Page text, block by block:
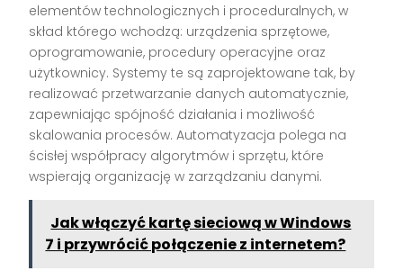
elementów technologicznych i proceduralnych, w
skład którego wchodzą: urządzenia sprzętowe,
oprogramowanie, procedury operacyjne oraz
użytkownicy. Systemy te są zaprojektowane tak, by
realizować przetwarzanie danych automatycznie,
zapewniając spójność działania i możliwość
skalowania procesów. Automatyzacja polega na
ścisłej współpracy algorytmów i sprzętu, które
wspierają organizację w zarządzaniu danymi.
Jak włączyć kartę sieciową w Windows
7 i przywrócić połączenie z internetem?